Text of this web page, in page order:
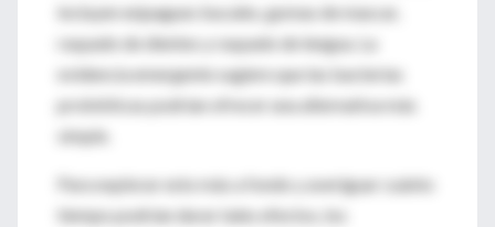
incluyen enjuagues bucales, gomas de mascar,
raspado de dientes y raspado de lengua. La
evidencia emergente sugiere que las bacterias
probióticas podrían ofrecer una alternativa más
simple.
Para explorar esto más a fondo y averiguar cuánto
tiempo podrían durar tales efectos, los